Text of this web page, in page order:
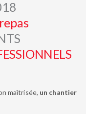
maîtrisée, un chantier